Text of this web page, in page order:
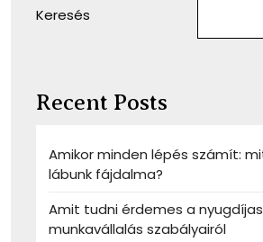
Keresés
Recent Posts
Amikor minden lépés számít:
lábunk fájdalma?
Amit tudni érdemes a nyugdíjas
munkavállalás szabályairól